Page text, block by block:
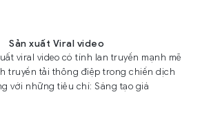
Sản xuất Viral video
viral video có tính lan truyền mạnh mẽ
truyền tải thông điệp trong chiến dịch
với những tiêu chí: Sáng tạo giá